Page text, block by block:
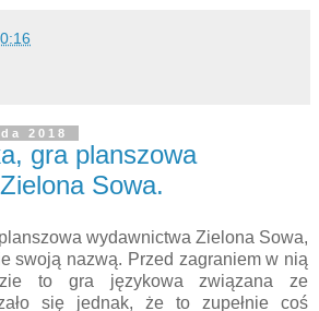
2018
gra planszowa
Sowa.
wydawnictwa Zielona Sowa,
swoją nazwą. Przed zagraniem w nią
to gra językowa związana ze
się jednak, że to zupełnie coś